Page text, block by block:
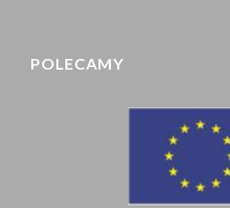
POLECAMY